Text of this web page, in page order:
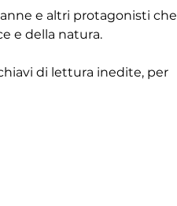
e altri protagonisti che
e della natura.
di lettura inedite, per